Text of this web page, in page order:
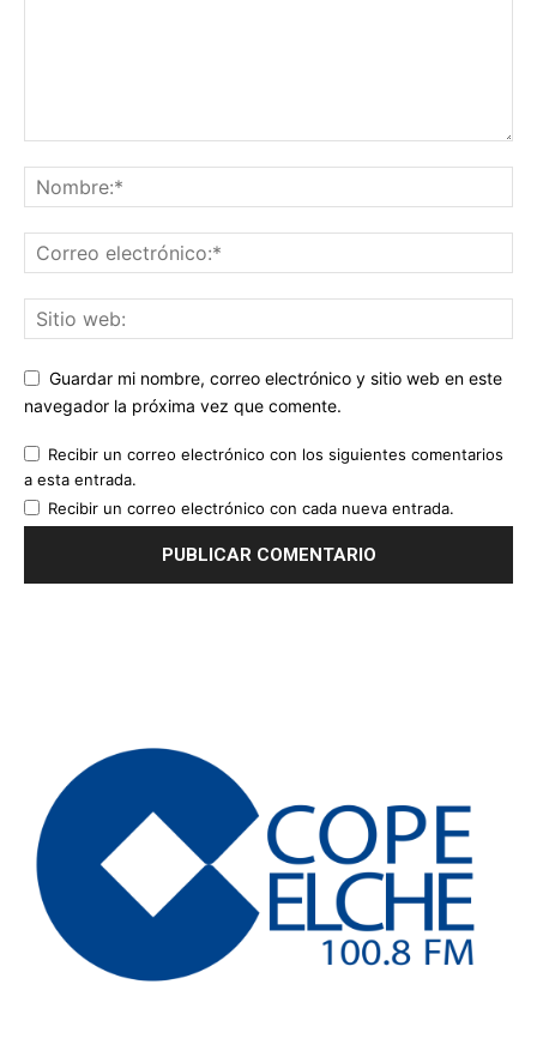
Guardar mi nombre, correo electrónico y sitio web en este
navegador la próxima vez que comente.
Recibir un correo electrónico con los siguientes comentarios
a esta entrada.
Recibir un correo electrónico con cada nueva entrada.